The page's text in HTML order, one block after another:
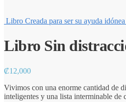
Libro Creada para ser su ayuda
Libro Sin
₡12,000
Vivimos con una enorme cantidad de
inteligentes y una lista interminable de